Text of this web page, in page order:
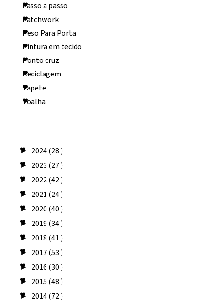
Passo a passo
Patchwork
Peso Para Porta
Pintura em tecido
Ponto cruz
Reciclagem
Tapete
Toalha
► 2024(28 )
► 2023 (27 )
► 2022(42 )
► 2021 (24 )
► 2020 (40 )
► 2019 (34 )
► 2018 (41 )
► 2017(53 )
► 2016 (30 )
► 2015 (48 )
► 2014(72 )